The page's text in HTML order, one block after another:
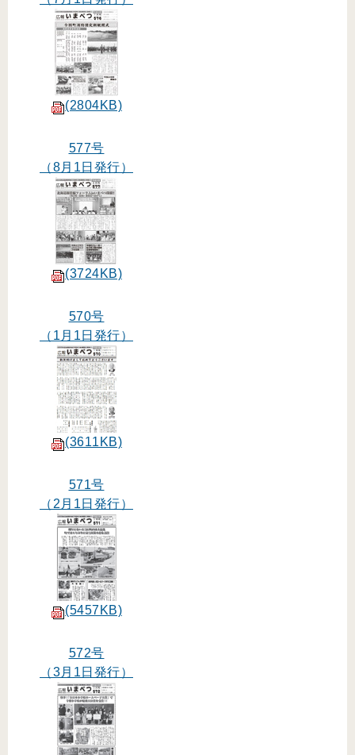
(2804KB)
577号
（8月1日発行）
(3724KB)
570号
（1月1日発行）
(3611KB)
571号
（2月1日発行）
(5457KB)
572号
（3月1日発行）